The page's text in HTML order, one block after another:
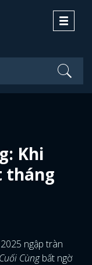
Toggle
Khi
tháng
ngập tràn
Cùngbất ngờ